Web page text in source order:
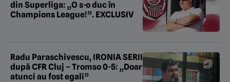
din Superliga: „O s-o duc în
Champions League!”. EXCLUSIV
Radu Paraschivescu, IRONIA SERII
după CFR Cluj – Tromso 0-5: „Doar
atunci au fost egali”